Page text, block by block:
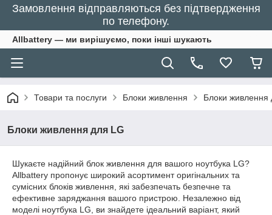
Замовлення відправляються без підтвердження
по телефону.
Allbattery — ми вирішуємо, поки інші шукають
Товари та послуги Блоки живлення Блоки живлення
Блоки живлення для LG
Шукаєте надійний блок живлення для вашого ноутбука LG?
Allbattery пропонує широкий асортимент оригінальних та
сумісних блоків живлення, які забезпечать безпечне та
ефективне заряджання вашого пристрою. Незалежно від
моделі ноутбука LG, ви знайдете ідеальний варіант, який